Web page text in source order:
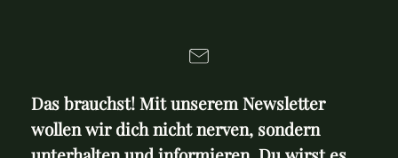
Das brauchst! Mit unserem Newsletter
wollen wir dich nicht nerven, sondern